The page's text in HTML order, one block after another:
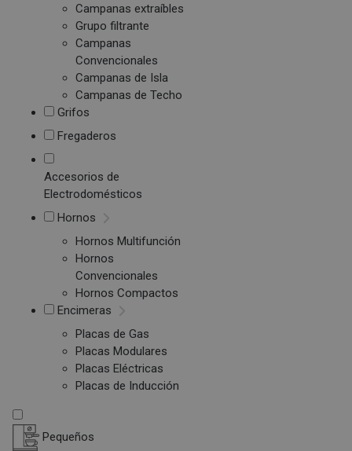
Campanas extraíbles
Grupo filtrante
Campanas
Convencionales
Campanas de Isla
Campanas de Techo
Grifos
Fregaderos
Accesorios de
Electrodomésticos
Hornos
Hornos Multifunción
Hornos
Convencionales
Hornos Compactos
Encimeras
Placas de Gas
Placas Modulares
Placas Eléctricas
Placas de Inducción
Pequeños